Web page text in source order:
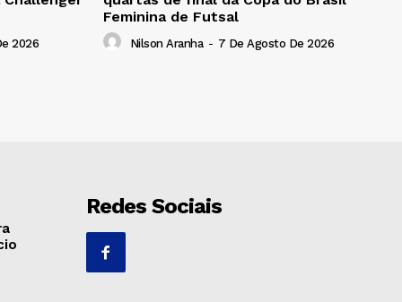
2026
Feminina de Futsal
Nilson Aranha - 7 De Agosto De 2026
Redes Sociais